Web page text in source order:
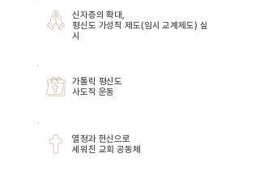
신자층의 확대,
평신도 가성직 제도(임시 교계제도) 실
시
가톨릭 평신도
사도직 운동
열정과 헌신으로
세워진 교회 공동체